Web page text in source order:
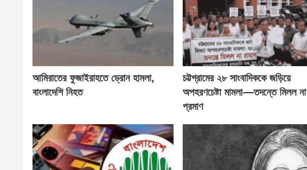
আমিরাতের ফুজাইরাহতে ড্রোন হামলা,
বাংলাদেশি নিহত
চট্টগ্রামের ২৮ সাংবাদিককে জড়িয়ে
অপহরণচেষ্টা মামলা—তদন্তে মিলল না
প্রমাণ